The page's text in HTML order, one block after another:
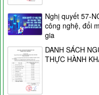
Nghị quyết 57-
công nghệ, đổi
gia
DANH SÁCH
THỰC HÀNH